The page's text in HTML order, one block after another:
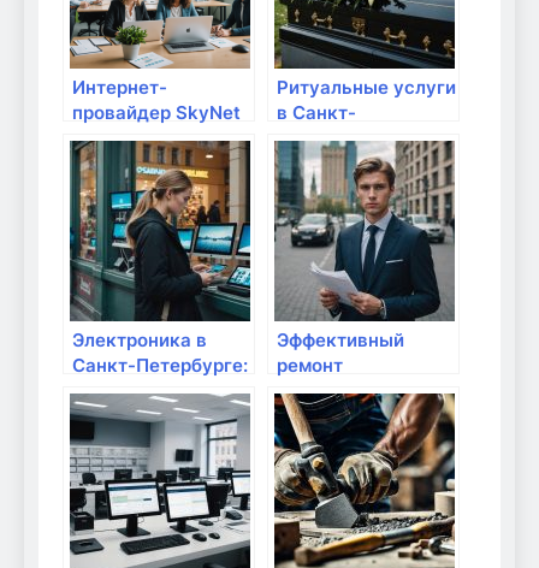
Интернет-
провайдер SkyNet
в Санкт-
Петербурге: обзор,
услуги и
преимущества
Ритуальные услуги
в Санкт-
Петербурге:
Помощь в трудные
времена
Электроника в
Санкт-Петербурге:
как выбрать и
купить
оригинальные
товары онлайн
Эффективный
ремонт
компьютеров в
Киеве:
Соломенский р-н,
Отрадный,
В.Гавела